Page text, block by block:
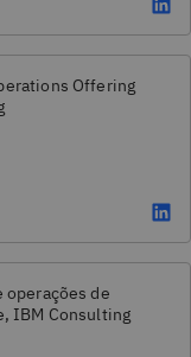
Offering
operações de
IBM Consulting